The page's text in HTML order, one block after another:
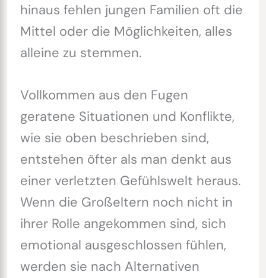
hinaus fehlen jungen Familien oft die
Mittel oder die Möglichkeiten, alles
alleine zu stemmen.
Vollkommen aus den Fugen
geratene Situationen und Konflikte,
wie sie oben beschrieben sind,
entstehen öfter als man denkt aus
einer verletzten Gefühlswelt heraus.
Wenn die Großeltern noch nicht in
ihrer Rolle angekommen sind, sich
emotional ausgeschlossen fühlen,
werden sie nach Alternativen